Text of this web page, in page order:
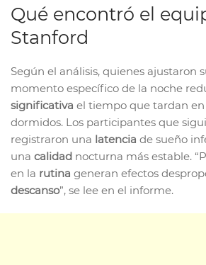
Qué encontró el
Stanford
Según el análisis, quienes ajustaron
momento específico de la noche
significativa el tiempo que tardan
dormidos. Los participantes que
registraron una latencia de sueño
una calidad nocturna más estable.
en la rutina generan efectos
descanso”, se lee en el informe.